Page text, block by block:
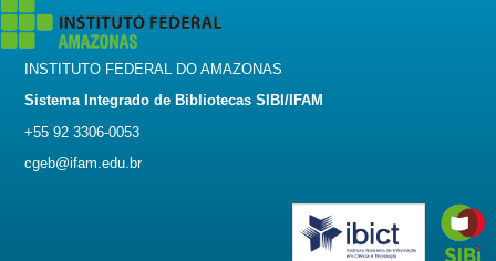
INSTITUTO FEDERAL DO AMAZONAS
Sistema Integrado de Bibliotecas SIBI/IFAM
+55 92 3306-0053
cgeb@ifam.edu.br